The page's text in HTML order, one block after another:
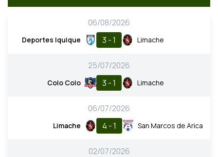
06/08/2026
Deportes Iquique 3 - 1 Limache
25/07/2026
Colo Colo 3 - 1 Limache
06/07/2026
Limache 4 - 1 San Marcos de Arica
02/07/2026